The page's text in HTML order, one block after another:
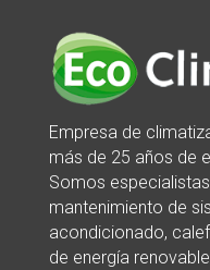
Empresa de
más de 25 años de
Somos
mantenimiento de
acondicionado,
de energía